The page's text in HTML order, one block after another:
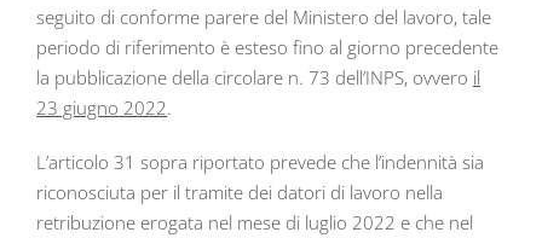
seguito di conforme parere del Ministero del lavoro, tale
periodo di riferimento è esteso fino al giorno precedente
la pubblicazione della circolare n. 73 dell’INPS, ovvero il
23 giugno 2022.
L’articolo 31 sopra riportato prevede che l’indennità sia
riconosciuta per il tramite dei datori di lavoro nella
retribuzione erogata nel mese di luglio 2022 e che nel